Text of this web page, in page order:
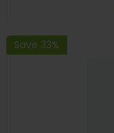
Save 33%